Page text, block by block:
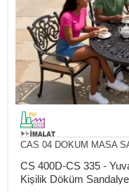
CAS 04 DOKUM MASA
CS 400D-CS 335 -
Kişilik Döküm